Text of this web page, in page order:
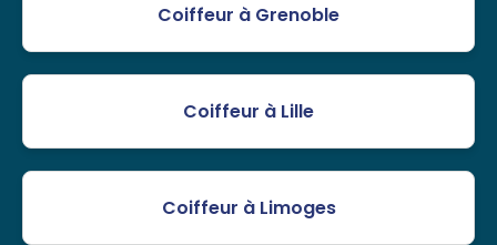
Coiffeur à Grenoble
Coiffeur à Lille
Coiffeur à Limoges